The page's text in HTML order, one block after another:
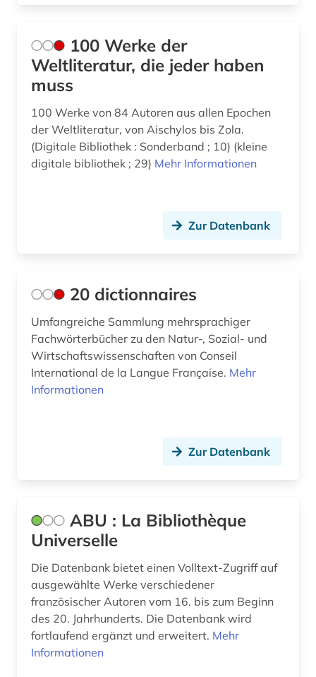
british national corpus (1)
buch (1)
buchhandel (4)
bündnerromanisch (1)
calderón (1)
chemie (4)
chinesisch (3)
christentum (1)
chrétien de troyes (1)
dante alighieri (2)
darwin, charles | naturwissenschaftler;
biologe; geologe (1)
dauphiné (1)
Vatikanstadt (1)
100 Werke der
Weltliteratur, die jeder haben
muss
100 Werke von 84 Autoren aus allen Epochen
der Weltliteratur, von Aischylos bis Zola.
(Digitale Bibliothek : Sonderband ; 10) (kleine
digitale bibliothek ; 29) Mehr Informationen
Zur Datenbank
20 dictionnaires
Umfangreiche Sammlung mehrsprachiger
Fachwörterbücher zu den Natur-, Sozial- und
Wirtschaftswissenschaften von Conseil
International de la Langue Française. Mehr
Informationen
Zur Datenbank
ABU : La Bibliothèque
Universelle
Die Datenbank bietet einen Volltext-Zugriff auf
ausgewählte Werke verschiedener
französischer Autoren vom 16. bis zum Beginn
des 20. Jahrhunderts. Die Datenbank wird
fortlaufend ergänzt und erweitert. Mehr
Informationen